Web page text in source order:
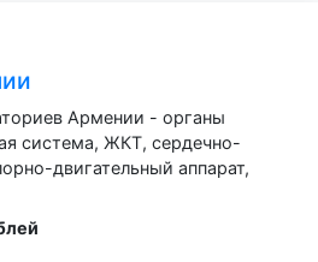
Армении - органы
система, ЖКТ, сердечно-
двигательный аппарат,